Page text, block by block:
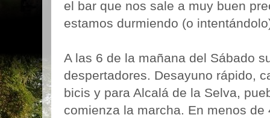
el bar que nos sale a muy buen
estamos durmiendo (o
A las 6 de la mañana del Sábado
despertadores. Desayuno rápido,
bicis y para Alcalá de la Selva,
comienza la marcha. En menos de